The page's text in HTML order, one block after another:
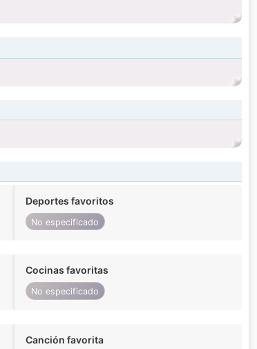
Deportes favoritos
No especificado
Cocinas favoritas
No especificado
Canción favorita